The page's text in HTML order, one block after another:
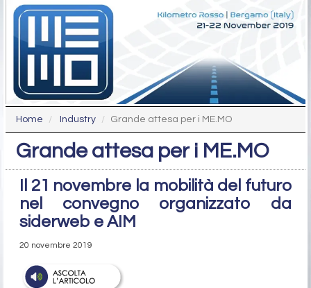
Home Industry Grande attesa per i ME.MO
Grande attesa per i ME.MO
Il 21 novembre la mobilità del futuro
nel convegno organizzato da
siderweb e AIM
20 novembre 2019